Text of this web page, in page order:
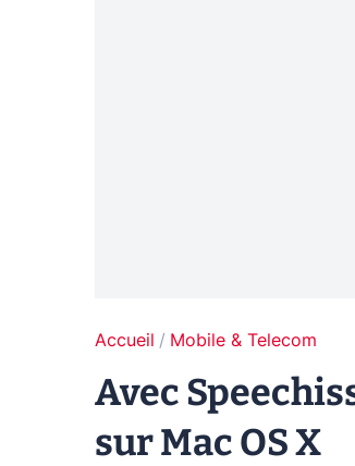
Accueil Mobile & Telecom
Avec
sur Mac OS X